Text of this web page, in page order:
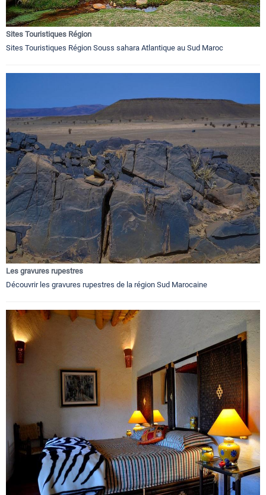
Sites Touristiques Région
Sites Touristiques Région Souss sahara Atlantique au Sud Maroc
Les gravures rupestres
Découvrir les gravures rupestres de la région Sud Marocaine